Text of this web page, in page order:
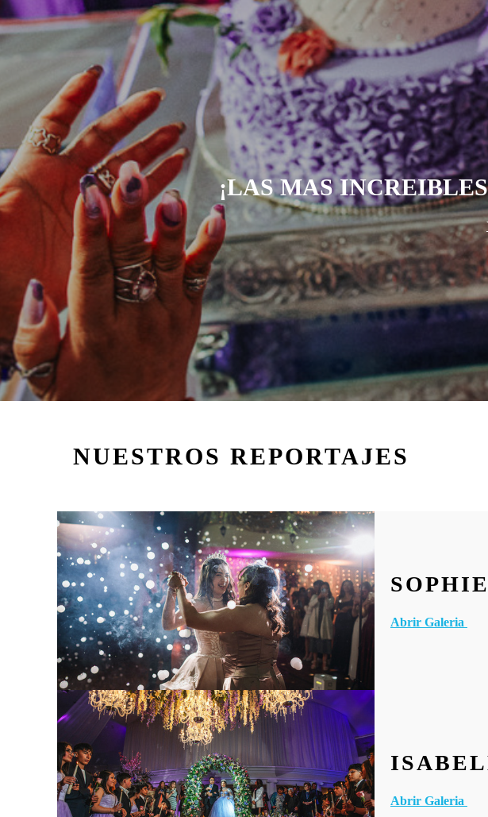
¡LAS MAS
NUESTROS REPORTAJES
SOPHIE
Abrir Galeria
Abrir Galeria